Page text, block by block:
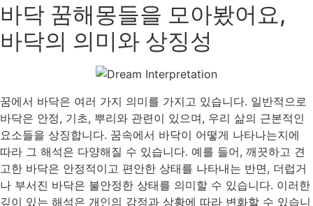
바닥 꿈해몽들을 모아봤어요,
바닥의 의미와 상징성
꿈에서 바닥은 여러 가지 의미를 가지고 있습니다. 일반적으로
바닥은 안정, 기초, 뿌리와 관련이 있으며, 우리 삶의 근본적인
요소들을 상징합니다. 꿈속에서 바닥이 어떻게 나타나는지에
따라 그 해석은 다양해질 수 있습니다. 예를 들어, 깨끗하고 견
고한 바닥은 안정적이고 편안한 상태를 나타내는 반면, 더럽거
나 부서진 바닥은 불안정한 상태를 의미할 수 있습니다. 이러한
깊이 있는 해석은 개인의 감정과 상황에 따라 변화할 수 있습니